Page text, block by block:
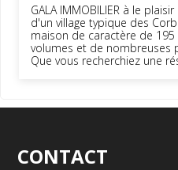
GALA IMMOBILIER à le
d'un village typique des
maison de caractère de
volumes et de nombreuses
Que vous recherchiez une
CONTACT